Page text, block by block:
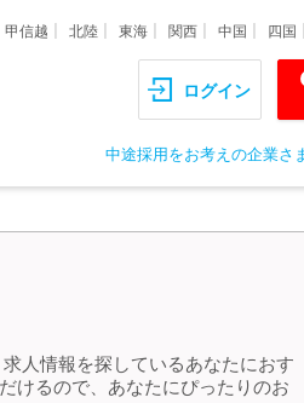
甲信越 北陸 東海 関西 中国 四国
ログイン
中途採用をお考えの企業さ
人情報を探しているあなたにおす
けるので、あなたにぴったりのお